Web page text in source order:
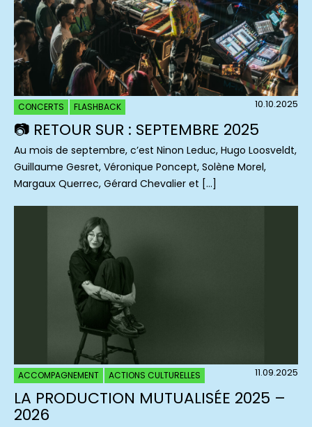
CONCERTS FLASHBACK 10.10.2025
📷 RETOUR SUR : SEPTEMBRE 2025
Au mois de septembre, c’est Ninon Leduc, Hugo Loosveldt,
Guillaume Gesret, Véronique Poncept, Solène Morel,
Margaux Querrec, Gérard Chevalier et […]
ACCOMPAGNEMENT ACTIONS CULTURELLES 11.09.2025
LA PRODUCTION MUTUALISÉE 2025 –
2026